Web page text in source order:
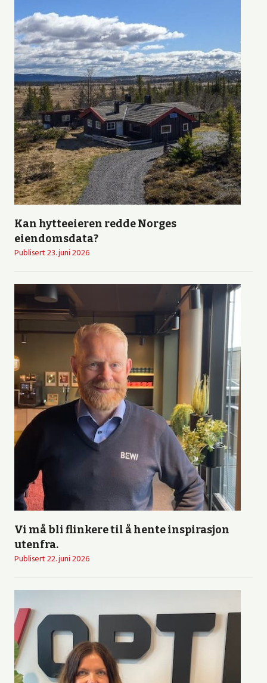
Kan hytteeieren redde Norges
eiendomsdata?
Publisert23. juni 2026
Vi må bli flinkere til å hente inspirasjon
utenfra.
Publisert22. juni 2026